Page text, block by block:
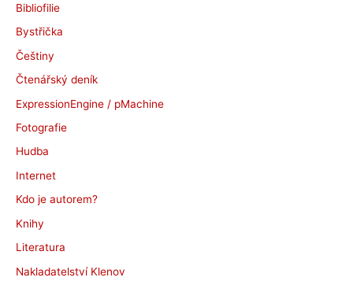
v
y
Bibliofilie
Bystřička
Češtiny
Čtenářský deník
ExpressionEngine / pMachine
Fotografie
Hudba
Internet
Kdo je autorem?
Knihy
Literatura
Nakladatelství Klenov